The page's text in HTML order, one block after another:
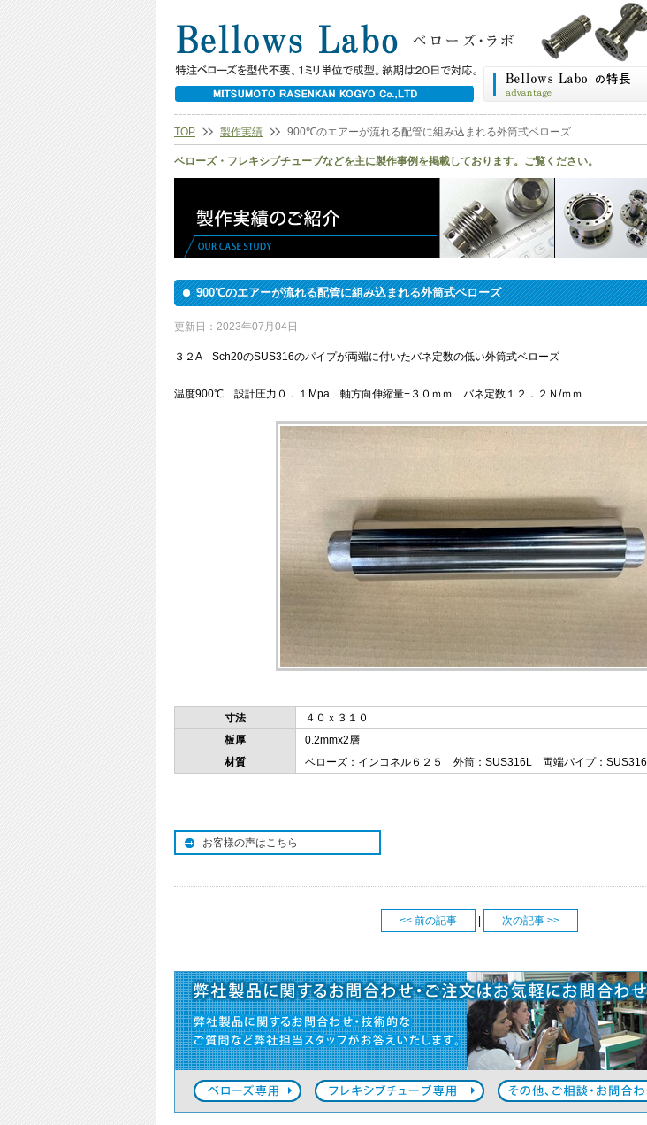
TOP 製作実績 900℃のエアーが流れる配管に組み込まれる外筒式ベローズ
ベローズ・フレキシブチューブなどを主に製作事例を掲載しております。ご覧ください。
900℃のエアーが流れる配管に組み込まれる外筒式ベローズ
更新日：2023年07月04日
３２A Sch20のSUS316のパイプが両端に付いたバネ定数の低い外筒式ベローズ
温度900℃ 設計圧力０．１Mpa 軸方向伸縮量+３０ｍｍ バネ定数１２．２Ｎ/ｍｍ
寸法
４０ｘ３１０
板厚
0.2mmx2層
材質
ベローズ：インコネル６２５ 外筒：SUS316L 両端パイプ：SUS316
お客様の声はこちら
<< 前の記事 次の記事 >>